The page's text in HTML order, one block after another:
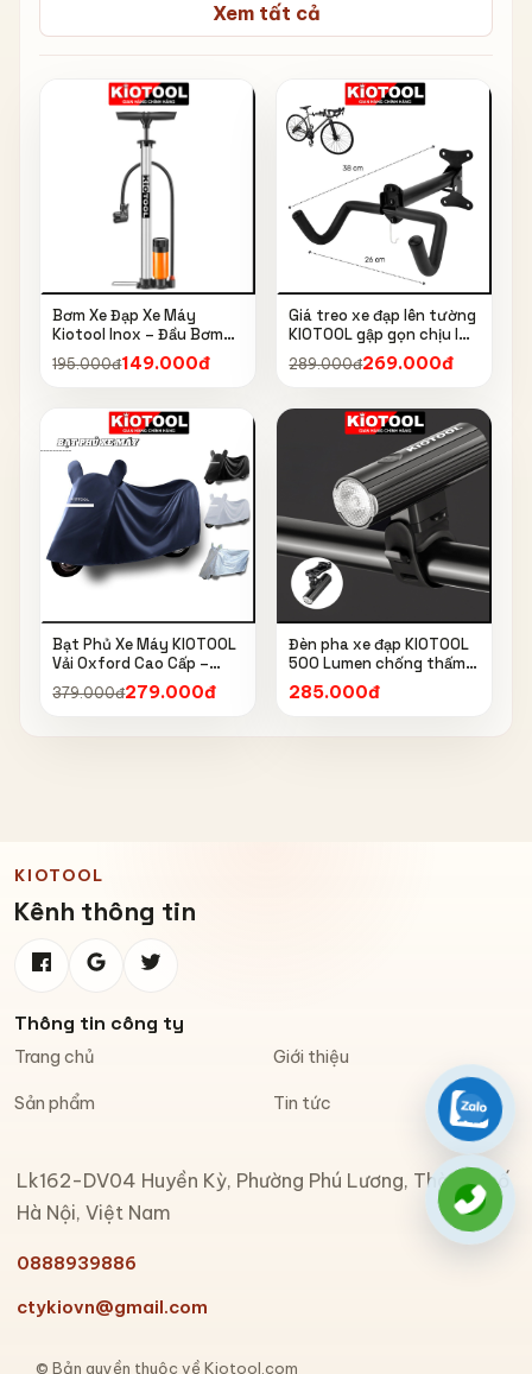
Xem tất cả
Bơm Xe Đạp Xe Máy
Kiotool Inox – Đầu Bơm
Thông Minh, Kèm Bơm
Bóng, Đồng Hồ 160 PSI
195.000đ149.000đ
Giá treo xe đạp lên tường
KIOTOOL gập gọn chịu lực
cao kèm móc treo mũ bảo
hiểm
289.000đ269.000đ
Bạt Phủ Xe Máy KIOTOOL
Vải Oxford Cao Cấp –
Chống Nắng, Chống Mưa,
Chống Bụi, Chống Tia UV,
379.000đ279.000đ
Đèn pha xe đạp KIOTOOL
500 Lumen chống thấm
nước IPX6 6603
285.000đ
KIOTOOL
Kênh thông tin
Thông tin công ty
Trang chủ Giới thiệu
Sản phẩm Tin tức
Lk162-DV04 Huyền Kỳ, Phường Phú Lương, Thành phố
Hà Nội, Việt Nam
0888939886
ctykiovn@gmail.com
© Bản quyền thuộc về Kiotool.com
Zalo
Gọi